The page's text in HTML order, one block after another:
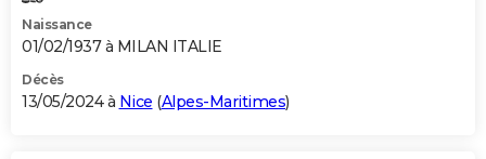
Naissance
01/02/1937 à MILAN ITALIE
Décès
13/05/2024 à Nice (Alpes-Maritimes)